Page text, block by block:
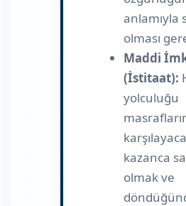
anlamıyla
olması
Maddi
(İstitaat):
yolculuğu
kazanca
olmak ve